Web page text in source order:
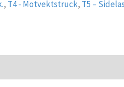
, T4 - Motvektstruck, T5 –